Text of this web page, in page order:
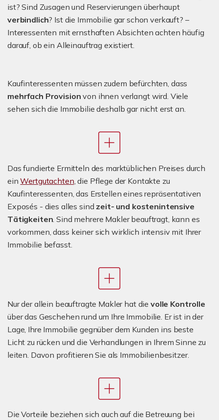
ist? Sind Zusagen und Reservierungen überhaupt
verbindlich? Ist die Immobilie gar schon verkauft? –
Interessenten mit ernsthaften Absichten achten häufig
darauf, ob ein Alleinauftrag existiert.
Kaufinteressenten müssen zudem befürchten, dass
mehrfach Provision von ihnen verlangt wird. Viele
sehen sich die Immobilie deshalb gar nicht erst an.
Das fundierte Ermitteln des marktüblichen Preises durch
einWertgutachten, die Pflege der Kontakte zu
Kaufinteressenten, das Erstellen eines repräsentativen
Exposés - dies alles sind zeit- und kostenintensive
Tätigkeiten. Sind mehrere Makler beauftragt, kann es
vorkommen, dass keiner sich wirklich intensiv mit Ihrer
Immobilie befasst.
Nur der allein beauftragte Makler hat die volle Kontrolle
über das Geschehen rund um Ihre Immobilie. Er ist in der
Lage, Ihre Immobilie gegnüber dem Kunden ins beste
Licht zu rücken und die Verhandlungen in Ihrem Sinne zu
leiten. Davon profitieren Sie als Immobilienbesitzer.
Die Vorteile beziehen sich auch auf die Betreuung bei